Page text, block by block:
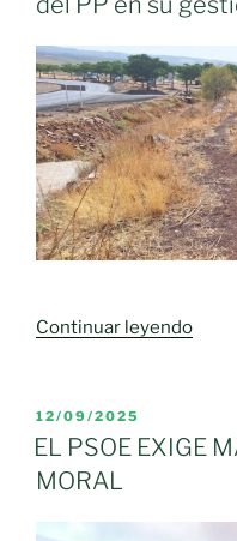
los
de
agua
en
de
Continuar leyendo«El
de
el
PUBLICADO
EL
12/09/2025
EL PSOE EXIGE
MORAL